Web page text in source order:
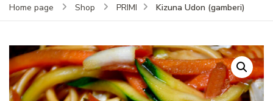
Home page Shop PRIMI Kizuna Udon (gamberi)